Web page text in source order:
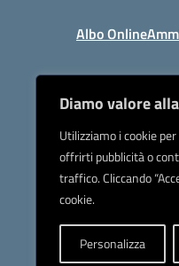
Diamo valore
Utilizziamo i cookie
offrirti pubblicità o
traffico. Cliccando
cookie.
Personalizza
Albo Online